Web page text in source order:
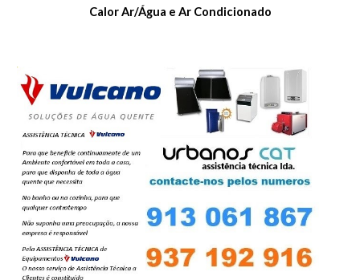
Calor Ar/Água e Ar Condicionado